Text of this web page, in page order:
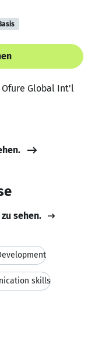
Global Int'l
sehen.
skills